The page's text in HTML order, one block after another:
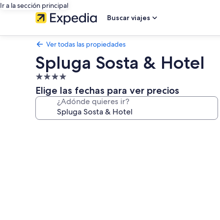
Ir a la sección principal
Buscar viajes
Ver todas las propiedades
Spluga Sosta & Hotel
Propiedad
de
4.0
estrellas
Elige las fechas para ver precios
¿Adónde quieres ir?